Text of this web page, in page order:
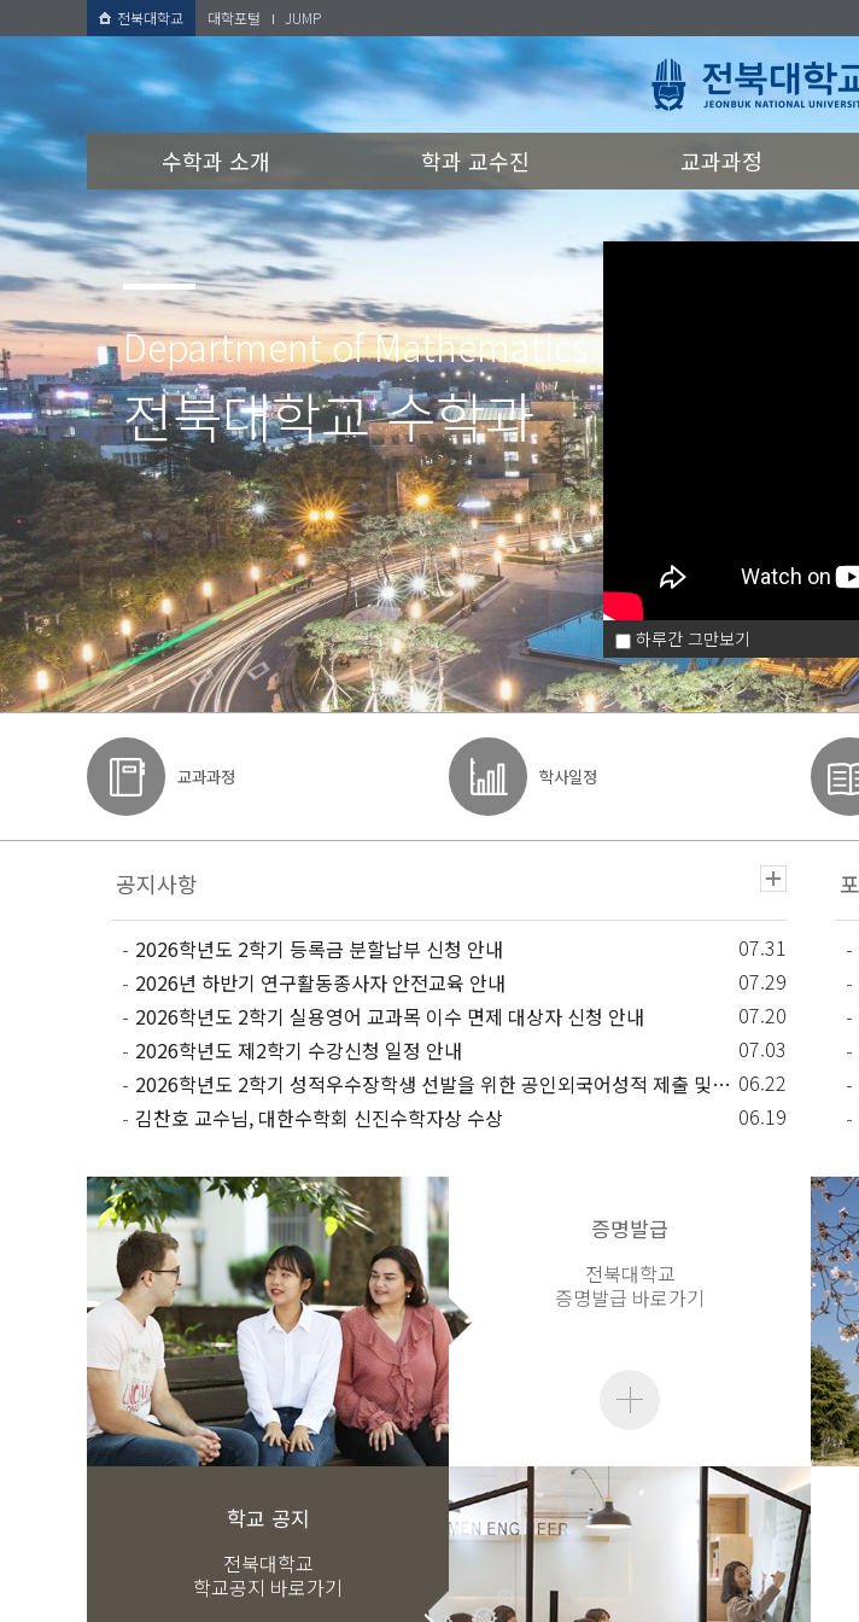
전북대학교 대학포털 JUMP
수학과 소개 학과 교수진 교과과정
Department of Mathematics
전북대학교 수학과
교과과정 학사일정
2026학년도 2학기 등록금 분할납부 신청 안내
07.31
2026년 하반기 연구활동종사자 안전교육 안내
07.29
2026학년도 2학기 실용영어 교과목 이수 면제 대상자 신청 안내
07.20
2026학년도 제2학기 수강신청 일정 안내
07.03
2026학년도 2학기 성적우수장학생 선발을 위한 공인외국어성적 제출 및 폭력예방교육 이수 안내 06.22
김찬호 교수님, 대한수학회 신진수학자상 수상
06.19
증명발급
전북대학교
증명발급 바로가기
학교 공지
전북대학교
학교공지 바로가기
하루간 그만보기